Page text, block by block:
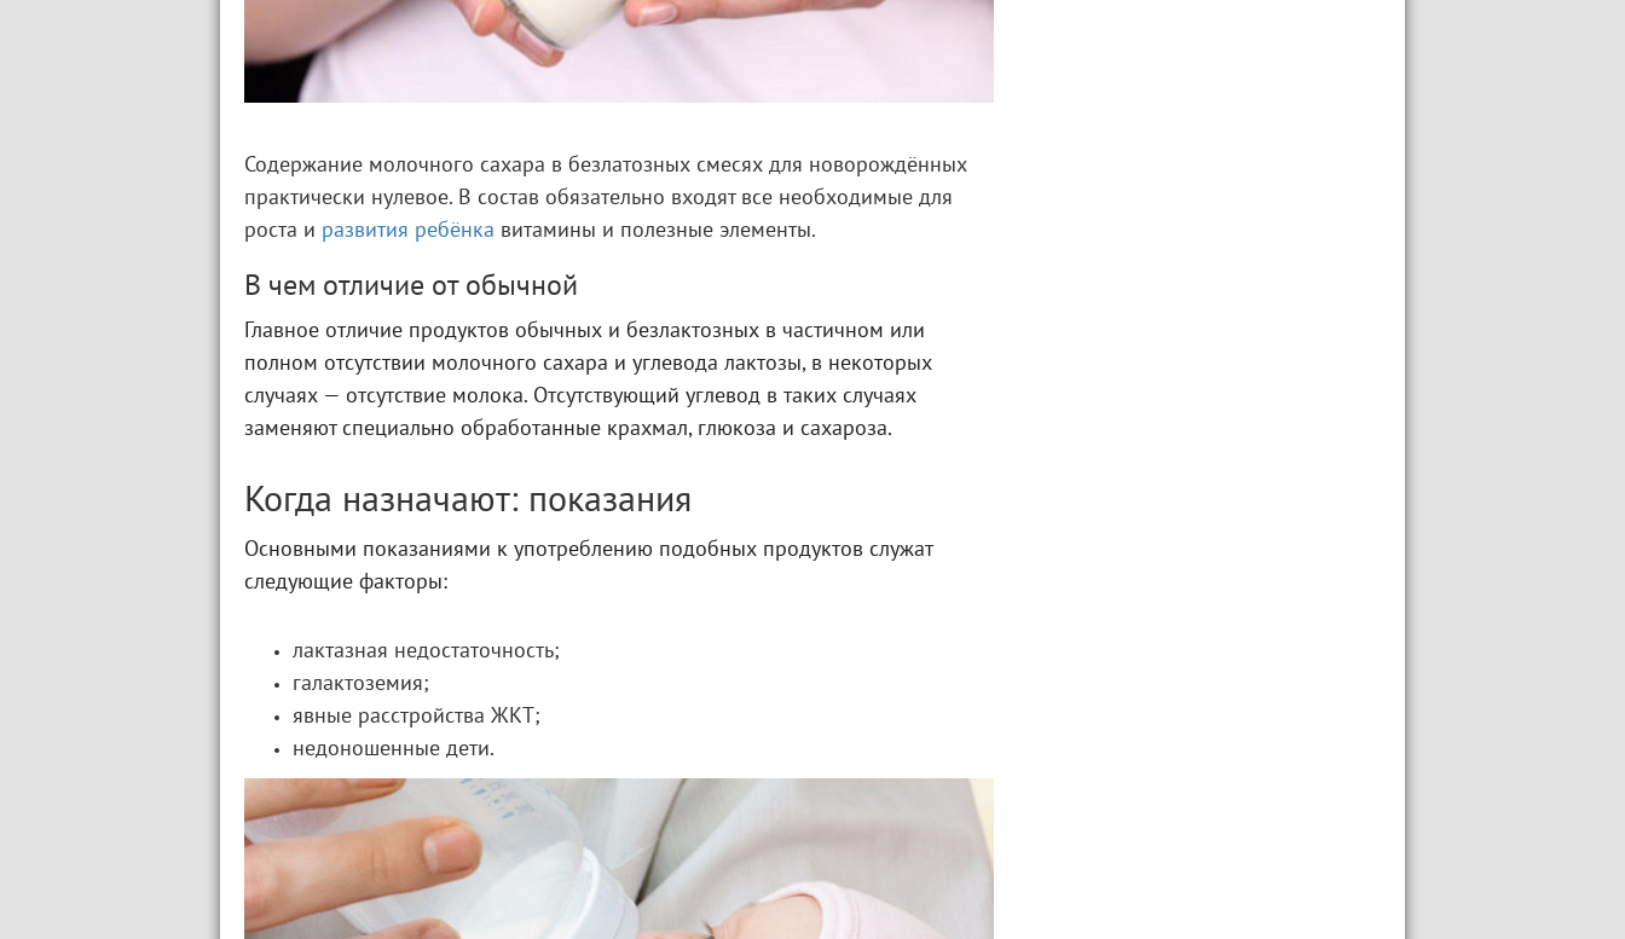
Содержание молочного сахара в безлатозных смесях для новорождённых
практически нулевое. В состав обязательно входят все необходимые для
роста и развития ребёнка витамины и полезные элементы.
В чем отличие от обычной
Главное отличие продуктов обычных и безлактозных в частичном или
полном отсутствии молочного сахара и углевода лактозы, в некоторых
случаях — отсутствие молока. Отсутствующий углевод в таких случаях
заменяют специально обработанные крахмал, глюкоза и сахароза.
Когда назначают: показания
Основными показаниями к употреблению подобных продуктов служат
следующие факторы:
лактазная недостаточность;
галактоземия;
явные расстройства ЖКТ;
недоношенные дети.